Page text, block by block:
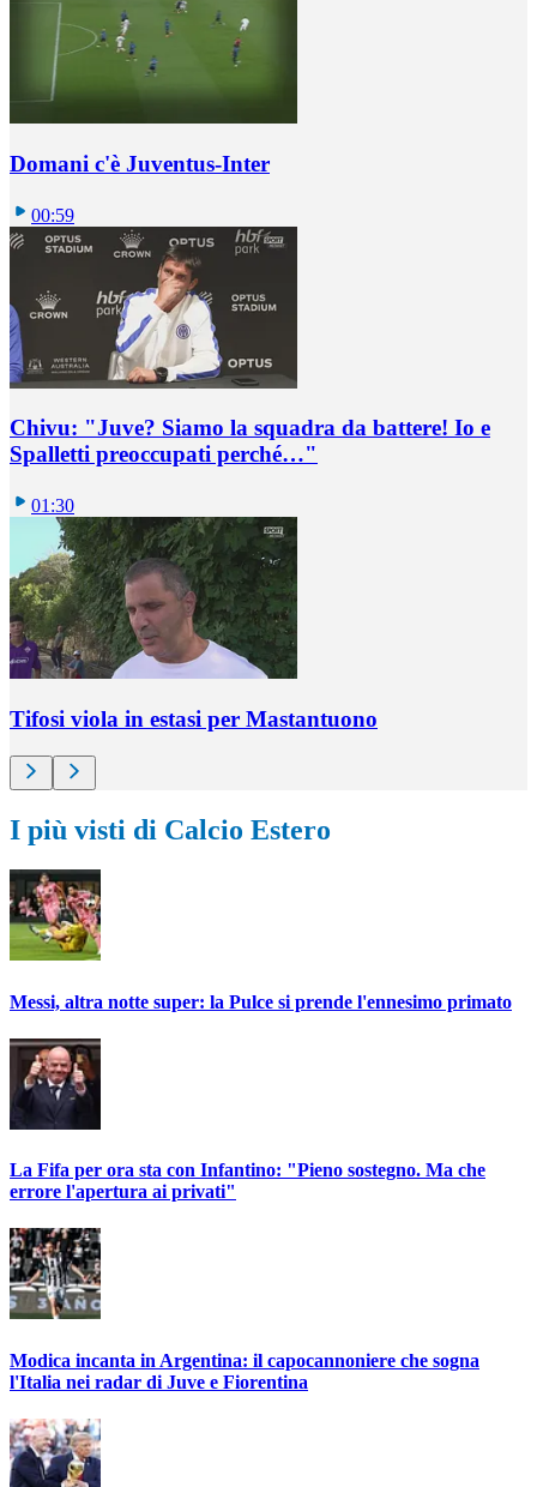
Domani c'è Juventus-Inter
00:59
Chivu: "Juve? Siamo la squadra da battere! Io e
Spalletti preoccupati perché…"
01:30
Tifosi viola in estasi per Mastantuono
I più visti di Calcio Estero
Messi, altra notte super: la Pulce si prende l'ennesimo primato
La Fifa per ora sta con Infantino: "Pieno sostegno. Ma che
errore l'apertura ai privati"
Modica incanta in Argentina: il capocannoniere che sogna
l'Italia nei radar di Juve e Fiorentina